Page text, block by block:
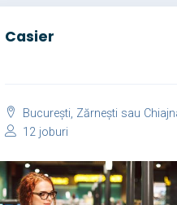
Casier
București, Zărnești sau
12 joburi